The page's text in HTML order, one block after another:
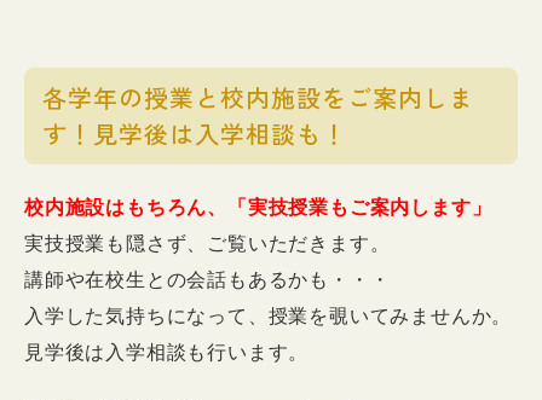
各学年の授業と校内施設をご案内しま
す！見学後は入学相談も！
校内施設はもちろん、「実技授業もご案内します」
実技授業も隠さず、ご覧いただきます。
講師や在校生との会話もあるかも・・・
入学した気持ちになって、授業を覗いてみませんか。
見学後は入学相談も行います。